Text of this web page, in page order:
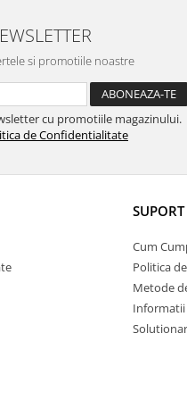
si promotiile noastre
cu promotiile magazinului.
de Confidentialitate
Cum
Politica
Metode